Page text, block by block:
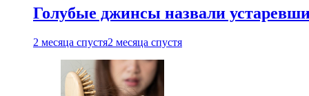
Голубые джинсы назвали
2 месяца спустя2 месяца спустя